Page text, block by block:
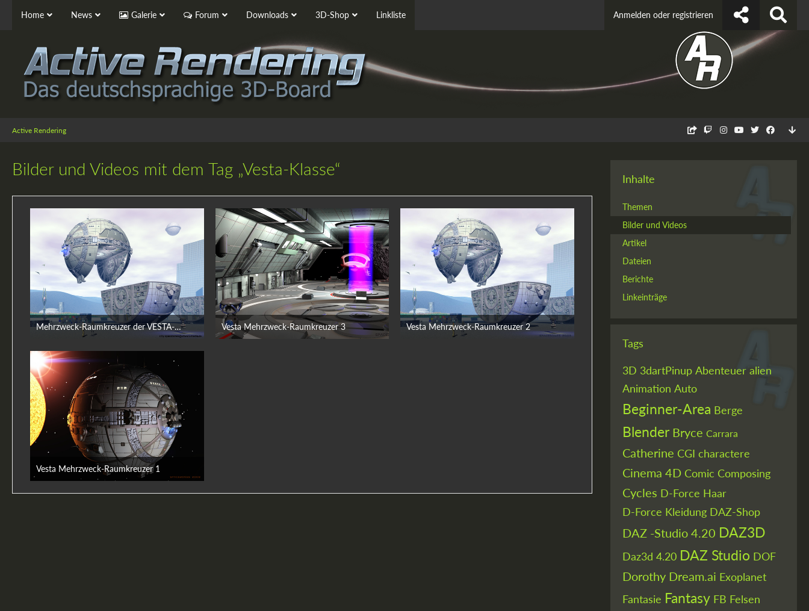
Home News Galerie Forum Downloads 3D-Shop Linkliste Anmelden oder registrieren
Active Rendering
Bilder und Videos mit dem Tag „Vesta-Klasse“
Mehrzweck-Raumkreuzer der VESTA-Klasse (100m)
25. Dezember 2014
Vesta Mehrzweck-Raumkreuzer 3
23. August 2009
Vesta Mehrzweck-Raumkreuzer 2
23. August 2009
Vesta Mehrzweck-Raumkreuzer 1
23. August 2009
Inhalte
Themen
Bilder und Videos
Artikel
Dateien
Berichte
Linkeinträge
Tags
3D 3dartPinup Abenteuer alien
Animation Auto
Beginner-Area Berge
Blender Bryce Carrara
Catherine CGI charactere
Cinema 4D Comic Composing
Cycles D-Force Haar
D-Force Kleidung DAZ-Shop
DAZ -Studio 4.20 DAZ3D
Daz3d 4.20 DAZ Studio DOF
Dorothy Dream.ai Exoplanet
Fantasie Fantasy FB Felsen